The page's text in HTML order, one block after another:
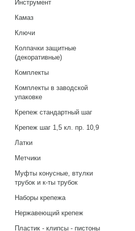
Инструмент
Камаз
Ключи
Колпачки защитные
(декоративные)
Комплекты
Комплекты в заводской
упаковке
Крепеж стандартный шаг
Крепеж шаг 1,5 кл. пр. 10,9
Латки
Метчики
Муфты конусные, втулки
трубок и к-ты трубок
Наборы крепежа
Нержавеющий крепеж
Пластик - клипсы - пистоны